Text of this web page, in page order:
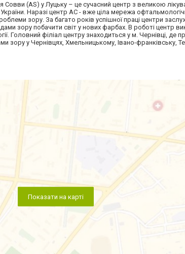
Совви (AS) у Луцьку – це сучасний центр з великою
України. Наразі центр АС - вже ціла мережа
зору. За багато років успішної праці центри
зору побачити світ у нових фарбах. В роботі центр
Головний філіал центру знаходиться у м. Чернівці, де
у Чернівцях, Хмельницькому, Івано-франківську,
Показати на карті